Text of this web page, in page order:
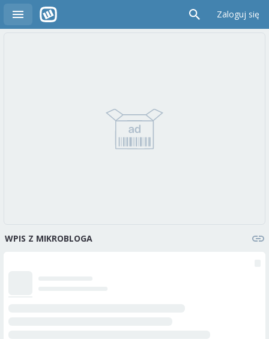
Zaloguj się
WPIS Z MIKROBLOGA